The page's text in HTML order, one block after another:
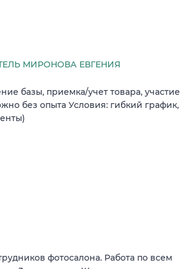
МИРОНОВА ЕВГЕНИЯ
базы, приемка/учет товара, участие
без опыта Условия: гибкий график,
фотосалона. Работа по всем